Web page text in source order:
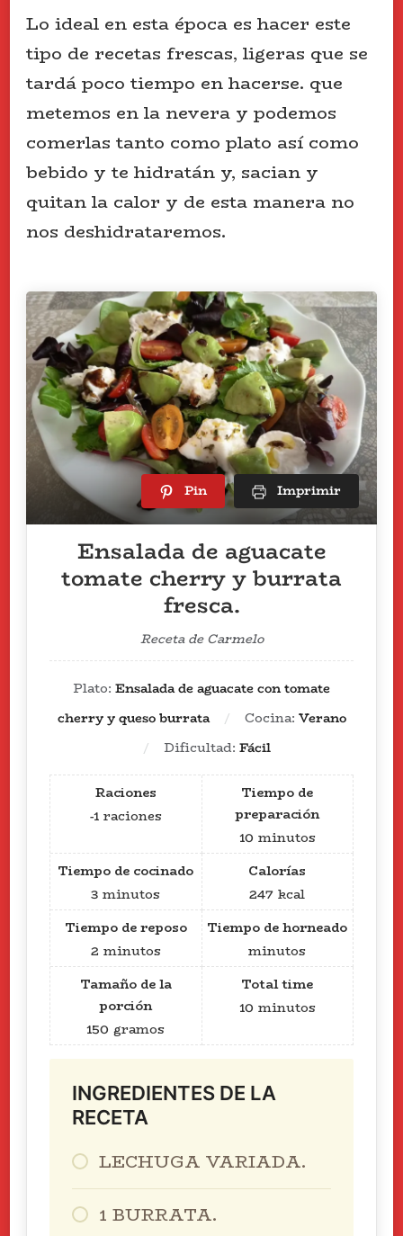
Lo ideal en esta época es hacer este
tipo de recetas frescas, ligeras que se
tardá poco tiempo en hacerse. que
metemos en la nevera y podemos
comerlas tanto como plato así como
bebido y te hidratán y, sacian y
quitan la calor y de esta manera no
nos deshidrataremos.
Pin Imprimir
Ensalada de aguacate
tomate cherry y burrata
fresca.
Receta de Carmelo
Plato: Ensalada de aguacate con tomate
cherry y queso burrata
Cocina: Verano
Dificultad: Fácil
Raciones
-1 raciones
Tiempo de
preparación
10 minutos
Tiempo de cocinado
3 minutos
Calorías
247 kcal
Tiempo de reposo
2 minutos
Tiempo de horneado
minutos
Tamaño de la
porción
150 gramos
Total time
10 minutos
INGREDIENTES DE LA
RECETA
LECHUGA VARIADA.
1 BURRATA.